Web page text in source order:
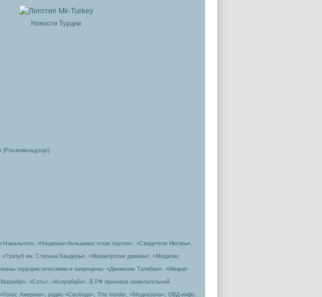
Новости Турции
(Роскомнадзор).
«Национал-большевистская партия», «Свидетели Иеговы»,
им. Степана Бандеры», «Мизантропик дивижн», «Меджлис
террористическими и запрещены: «Движение Талибан», «Имарат
«Сеть», «Колумбайн». В РФ признана нежелательной
Америки», радио «Свобода», The Insider, «Медиазона», ОВД-инфо.